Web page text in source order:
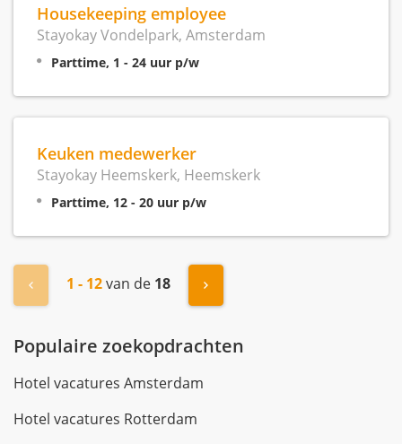
Housekeeping employee
Stayokay Vondelpark, Amsterdam
Parttime, 1 - 24 uur p/w
Keuken medewerker
Stayokay Heemskerk, Heemskerk
Parttime, 12 - 20 uur p/w
« Vorige1 - 12van de 18 Volgende »
Populaire zoekopdrachten
Hotel vacatures Amsterdam
Hotel vacatures Rotterdam